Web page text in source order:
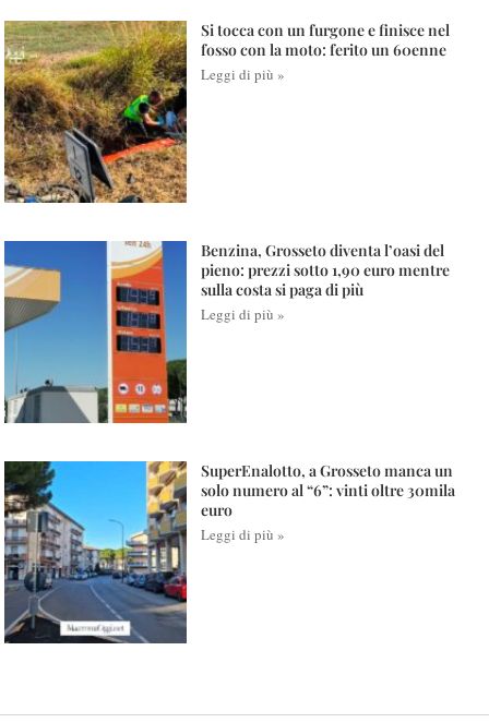
Si tocca con un furgone e finisce nel
fosso con la moto: ferito un 60enne
Leggi di più »
Benzina, Grosseto diventa l’oasi del
pieno: prezzi sotto 1,90 euro mentre
sulla costa si paga di più
Leggi di più »
SuperEnalotto, a Grosseto manca un
solo numero al “6”: vinti oltre 30mila
euro
Leggi di più »